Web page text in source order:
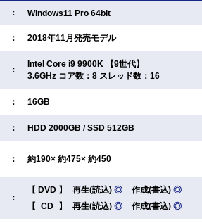
： Windows11 Pro 64bit
： 2018年11月発売モデル
：
Intel Core i9 9900K 【9世代】
3.6GHz コア数：8 スレッド数：16
： 16GB
： HDD 2000GB / SSD 512GB
： 約190× 約475× 約450
：
【 DVD 】 再生(読込) ◎ 作成(書込) ◎
【 CD 】 再生(読込) ◎ 作成(書込) ◎